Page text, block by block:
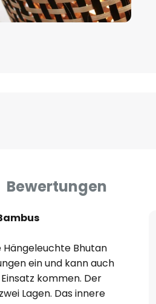
Bewertungen
Bhutan
ein und kann auch
kommen. Der
Lagen. Das innere